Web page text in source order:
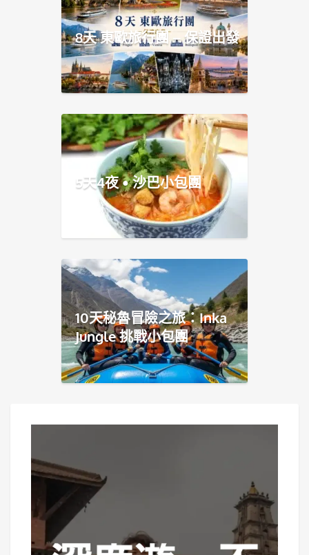
8天 東歐旅行團 – 保證出發
5天4夜 • 沙巴小包團
10天秘魯冒險之旅：Inka
Jungle 挑戰小包團